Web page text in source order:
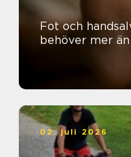
Fot och handsalva
behöver mer
02. juli 2026